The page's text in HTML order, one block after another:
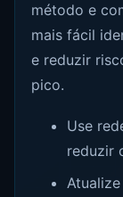
método e
mais fácil
e reduzir
pico.
Use
reduzir